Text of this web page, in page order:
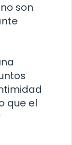
son
que el